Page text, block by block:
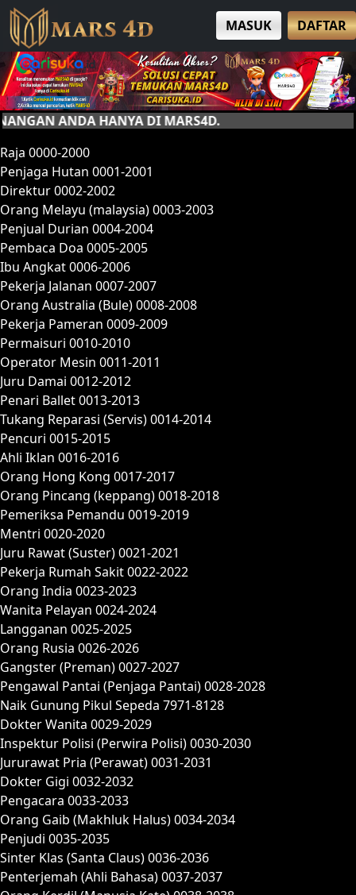
MASUK DAFTAR
HANYA DI MARS4D.
Raja 0000-2000
Penjaga Hutan 0001-2001
Direktur 0002-2002
Orang Melayu (malaysia) 0003-2003
Penjual Durian 0004-2004
Pembaca Doa 0005-2005
Ibu Angkat 0006-2006
Pekerja Jalanan 0007-2007
Orang Australia (Bule) 0008-2008
Pekerja Pameran 0009-2009
Permaisuri 0010-2010
Operator Mesin 0011-2011
Juru Damai 0012-2012
Penari Ballet 0013-2013
Tukang Reparasi (Servis) 0014-2014
Pencuri 0015-2015
Ahli Iklan 0016-2016
Orang Hong Kong 0017-2017
Orang Pincang (keppang) 0018-2018
Pemeriksa Pemandu 0019-2019
Mentri 0020-2020
Juru Rawat (Suster) 0021-2021
Pekerja Rumah Sakit 0022-2022
Orang India 0023-2023
Wanita Pelayan 0024-2024
Langganan 0025-2025
Orang Rusia 0026-2026
Gangster (Preman) 0027-2027
Pengawal Pantai (Penjaga Pantai) 0028-2028
Naik Gunung Pikul Sepeda 7971-8128
Dokter Wanita 0029-2029
Inspektur Polisi (Perwira Polisi) 0030-2030
Jururawat Pria (Perawat) 0031-2031
Dokter Gigi 0032-2032
Pengacara 0033-2033
Orang Gaib (Makhluk Halus) 0034-2034
Penjudi 0035-2035
Sinter Klas (Santa Claus) 0036-2036
Penterjemah (Ahli Bahasa) 0037-2037